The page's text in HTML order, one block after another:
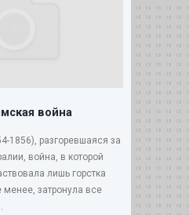
война
1856), разгоревшаяся за
война, в которой
лишь горстка
менее, затронула все